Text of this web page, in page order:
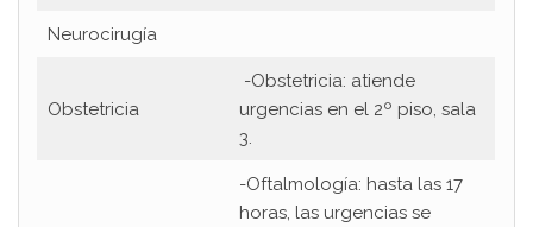
Neurocirugía
Obstetricia
-Obstetricia: atiende
urgencias en el 2º piso, sala
3.
-Oftalmología: hasta las 17
horas, las urgencias se